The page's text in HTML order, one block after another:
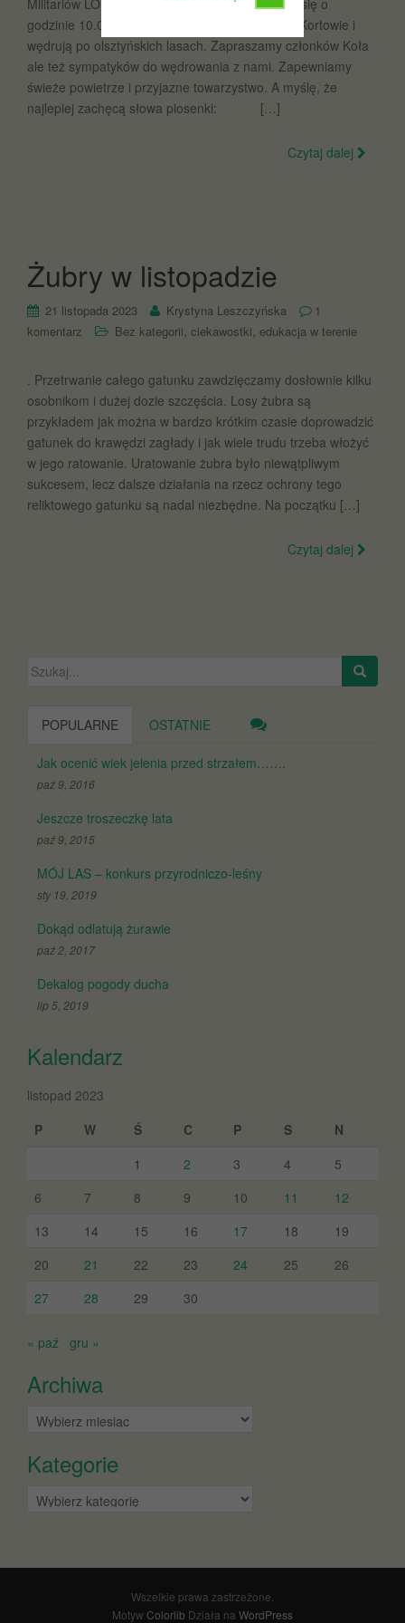
Militariów LOK przy ATW w Olsztynie spotykają się o
godzinie 10.00, na pętli /końcowy przystanek/w Kortowie i
wędrują po olsztyńskich lasach. Zapraszamy członków Koła
ale też sympatyków do wędrowania z nami. Zapewniamy
świeże powietrze i przyjazne towarzystwo. A myślę, że
najlepiej zachęcą słowa piosenki: […]
Czytaj dalej
Żubry w listopadzie
21 listopada 2023 Krystyna Leszczyńska
1
komentarz
Bez kategorii, ciekawostki, edukacja w terenie
. Przetrwanie całego gatunku zawdzięczamy dosłownie kilku
osobnikom i dużej dozie szczęścia. Losy żubra są
przykładem jak można w bardzo krótkim czasie doprowadzić
gatunek do krawędzi zagłady i jak wiele trudu trzeba włożyć
w jego ratowanie. Uratowanie żubra było niewątpliwym
sukcesem, lecz dalsze działania na rzecz ochrony tego
reliktowego gatunku są nadal niezbędne. Na początku […]
Czytaj dalej
Szukaj:
POPULARNE OSTATNIE
Jak ocenić wiek jelenia przed strzałem…….
paź 9, 2016
Jeszcze troszeczkę lata
paź 9, 2015
MÓJ LAS – konkurs przyrodniczo-leśny
sty 19, 2019
Dokąd odlatują żurawie
paź 2, 2017
Dekalog pogody ducha
lip 5, 2019
Kalendarz
listopad 2023
P
W Ś C P S
N
1
2 3 4
5
6
7 8 9 10 11
12
13
14 15 16 17 18
19
20
21 22 23 24 25
26
27
28 29 30
« paź gru »
Archiwa
Archiwa
Kategorie
Kategorie
Wszelkie prawa zastrzeżone.
Motyw Colorlib Działa na WordPress